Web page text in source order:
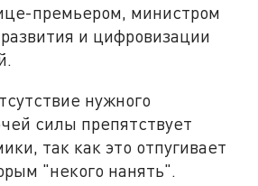
премьером, министром
и цифровизации
нужного
силы препятствует
так как это отпугивает
"некого нанять".